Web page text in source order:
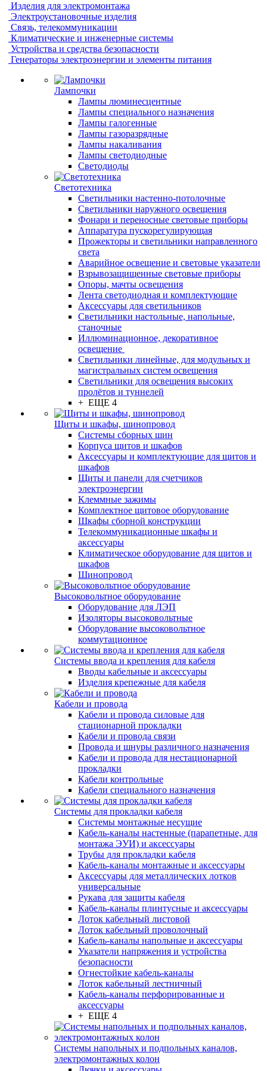
Изделия для электромонтажа
Электроустановочные изделия
Связь, телекоммуникации
Климатические и инженерные системы
Устройства и средства безопасности
Генераторы электроэнергии и элементы питания
Лампочки
Лампы люминесцентные
Лампы специального назначения
Лампы галогенные
Лампы газоразрядные
Лампы накаливания
Лампы светодиодные
Светодиоды
Светотехника
Светильники настенно-потолочные
Светильники наружного освещения
Фонари и переносные световые приборы
Аппаратура пускорегулирующая
Прожекторы и светильники направленного
света
Аварийное освещение и световые указатели
Взрывозащищенные световые приборы
Опоры, мачты освещения
Лента светодиодная и комплектующие
Аксессуары для светильников
Светильники настольные, напольные,
станочные
Иллюминационное, декоративное
освещение
Светильники линейные, для модульных и
магистральных систем освещения
Светильники для освещения высоких
пролётов и туннелей
+ ЕЩЕ 4
Щиты и шкафы, шинопровод
Системы сборных шин
Корпуса щитов и шкафов
Аксессуары и комплектующие для щитов и
шкафов
Щиты и панели для счетчиков
электроэнергии
Клеммные зажимы
Комплектное щитовое оборудование
Шкафы сборной конструкции
Телекоммуникационные шкафы и
аксессуары
Климатическое оборудование для щитов и
шкафов
Шинопровод
Высоковольтное оборудование
Оборудование для ЛЭП
Изоляторы высоковольтные
Оборудование высоковольтное
коммутационное
Системы ввода и крепления для кабеля
Вводы кабельные и аксессуары
Изделия крепежные для кабеля
Кабели и провода
Кабели и провода силовые для
стационарной прокладки
Кабели и провода связи
Провода и шнуры различного назначения
Кабели и провода для нестационарной
прокладки
Кабели контрольные
Кабели специального назначения
Системы для прокладки кабеля
Системы монтажные несущие
Кабель-каналы настенные (парапетные, для
монтажа ЭУИ) и аксессуары
Трубы для прокладки кабеля
Кабель-каналы монтажные и аксессуары
Аксессуары для металлических лотков
универсальные
Рукава для защиты кабеля
Кабель-каналы плинтусные и аксессуары
Лоток кабельный листовой
Лоток кабельный проволочный
Кабель-каналы напольные и аксессуары
Указатели напряжения и устройства
безопасности
Огнестойкие кабель-каналы
Лоток кабельный лестничный
Кабель-каналы перфорированные и
аксессуары
+ ЕЩЕ 4
Системы напольных и подпольных каналов,
электромонтажных колон